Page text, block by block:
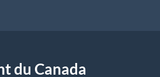
du Canada